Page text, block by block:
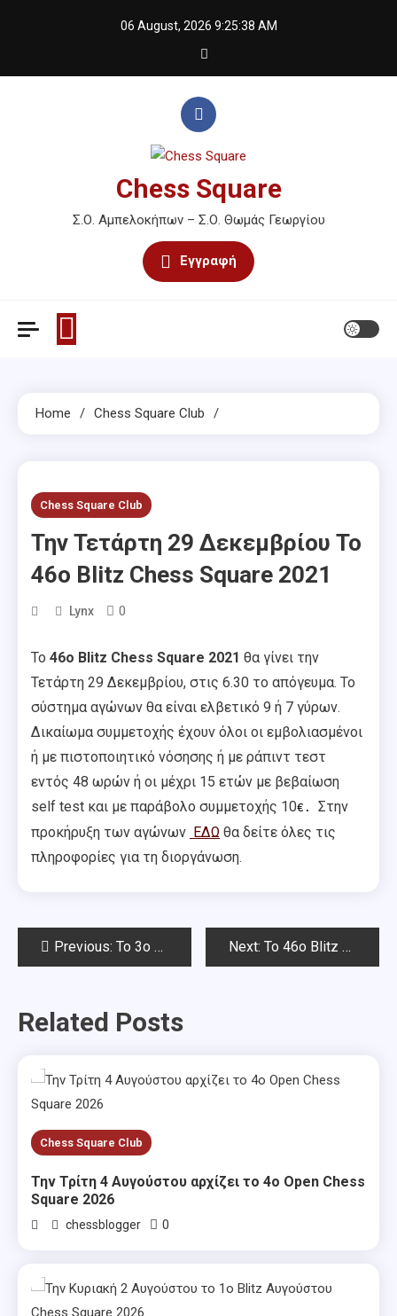
06 August, 2026 9:25:38 AM
Chess Square
Σ.Ο. Αμπελοκήπων – Σ.Ο. Θωμάς Γεωργίου
Εγγραφή
Home Chess Square Club
Chess Square Club
Την Τετάρτη 29 Δεκεμβρίου Το
46o Blitz Chess Square 2021
Lynx 0
To 46o Blitz Chess Square 2021 θα γίνει την
Τετάρτη 29 Δεκεμβρίου, στις 6.30 το απόγευμα. Το
σύστημα αγώνων θα είναι ελβετικό 9 ή 7 γύρων.
Δικαίωμα συμμετοχής έχουν όλοι οι εμβολιασμένοι
ή με πιστοποιητικό νόσησης ή με ράπιντ τεστ
εντός 48 ωρών ή οι μέχρι 15 ετών με βεβαίωση
self test και με παράβολο συμμετοχής 10€. Στην
προκήρυξη των αγώνων ΕΔΩ θα δείτε όλες τις
πληροφορίες για τη διοργάνωση.
PostPrevious: Το 3o Όπεν Γιάννης Σταματόπουλος ΣΟΑ (7ος γύρος- Απονομές) Next: To 46o Blitz Chess Square 2021
Related Posts
Chess Square Club
Την Τρίτη 4 Αυγούστου αρχίζει το 4ο Open Chess
Square 2026
chessblogger 0